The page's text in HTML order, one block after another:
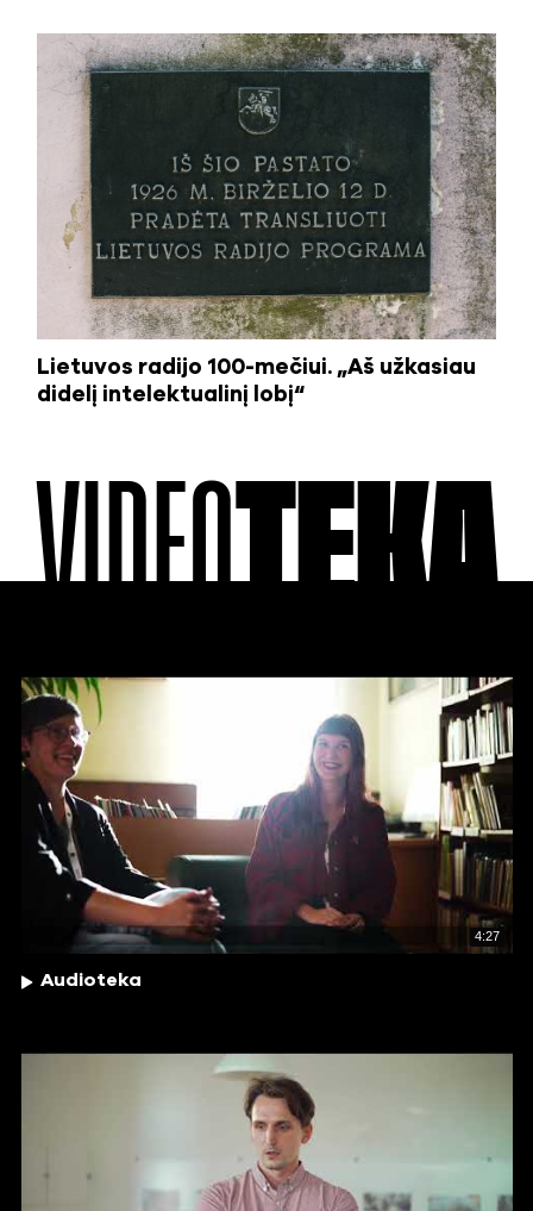
Lietuvos radijo 100-mečiui. „Aš užkasiau
didelį intelektualinį lobį“
VIDEOTEKA
4:27
Audioteka